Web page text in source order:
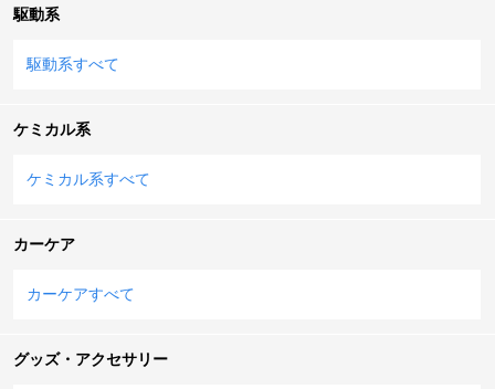
駆動系
駆動系すべて
ケミカル系
ケミカル系すべて
カーケア
カーケアすべて
グッズ・アクセサリー